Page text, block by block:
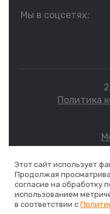
Мы в соцсетях:
Политика
Данные о товарах и
характеристики,
публичной офертой,
437 (2) ГК РФ, а носят
Этот сайт использует
Продолжая
согласие на обработку
использованием
в соответствии с